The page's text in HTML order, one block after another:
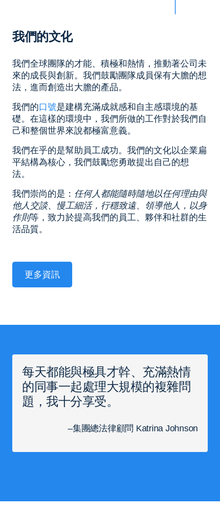
我們的文化
我們全球團隊的才能、積極和熱情，推動著公司未
來的成長與創新。我們鼓勵團隊成員保有大膽的想
法，進而創造出大膽的產品。
我們的口號是建構充滿成就感和自主感環境的基
礎。在這樣的環境中，我們所做的工作對於我們自
己和整個世界來說都極富意義。
我們在乎的是幫助員工成功。我們的文化以企業扁
平結構為核心，我們鼓勵您勇敢提出自己的想
法。
我們崇尚的是： 任何人都能隨時隨地以任何理由與
他人交談、 慢工細活，行穩致遠、 領導他人，以身
作則等，致力於提高我們的員工、夥伴和社群的生
活品質。
更多資訊
每天都能與極具才幹、充滿熱情
的同事一起處理大規模的複雜問
題，我十分享受。
–集團總法律顧問 Katrina Johnson